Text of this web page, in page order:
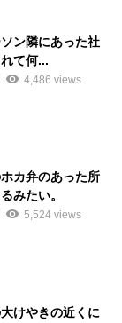
ン隣にあった社
て何...
4,486 views
カ弁のあった所
みたい。
5,524 views
けやきの近くに